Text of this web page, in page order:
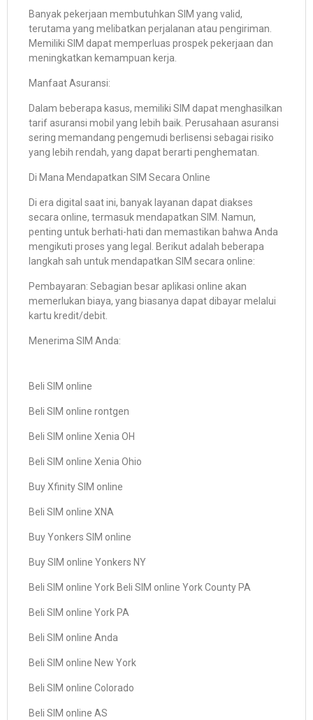
Banyak pekerjaan membutuhkan SIM yang valid,
terutama yang melibatkan perjalanan atau pengiriman.
Memiliki SIM dapat memperluas prospek pekerjaan dan
meningkatkan kemampuan kerja.
Manfaat Asuransi:
Dalam beberapa kasus, memiliki SIM dapat menghasilkan
tarif asuransi mobil yang lebih baik. Perusahaan asuransi
sering memandang pengemudi berlisensi sebagai risiko
yang lebih rendah, yang dapat berarti penghematan.
Di Mana Mendapatkan SIM Secara Online
Di era digital saat ini, banyak layanan dapat diakses
secara online, termasuk mendapatkan SIM. Namun,
penting untuk berhati-hati dan memastikan bahwa Anda
mengikuti proses yang legal. Berikut adalah beberapa
langkah sah untuk mendapatkan SIM secara online:
Pembayaran: Sebagian besar aplikasi online akan
memerlukan biaya, yang biasanya dapat dibayar melalui
kartu kredit/debit.
Menerima SIM Anda:
Beli SIM online
Beli SIM online rontgen
Beli SIM online Xenia OH
Beli SIM online Xenia Ohio
Buy Xfinity SIM online
Beli SIM online XNA
Buy Yonkers SIM online
Buy SIM online Yonkers NY
Beli SIM online York Beli SIM online York County PA
Beli SIM online York PA
Beli SIM online Anda
Beli SIM online New York
Beli SIM online Colorado
Beli SIM online AS